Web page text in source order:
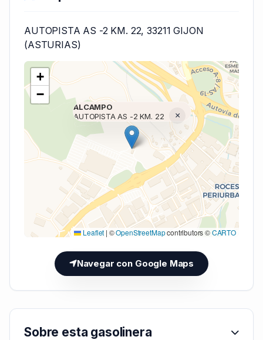
AUTOPISTA AS -2 KM. 22, 33211 GIJON
(ASTURIAS)
Cargando mapa (V7 Inline)...
ALCAMPO
AUTOPISTA AS -2 KM. 22
×
+
−
Leaflet | ©OpenStreetMapcontributors ©CARTO
Navegar con Google Maps
Sobre esta gasolinera